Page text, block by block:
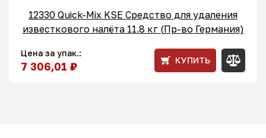
12330 Quick-Mix KSE Средство для удаления
известкового налёта 11.8 кг (Пр-во Германия)
Цена за упак.:
7 306,01 ₽ КУПИТЬ